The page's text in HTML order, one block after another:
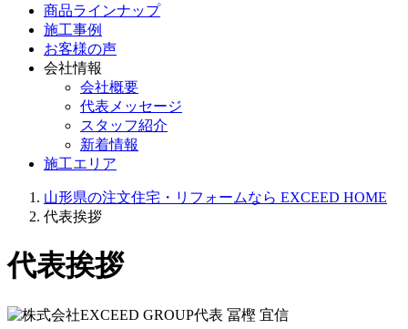
商品ラインナップ
施工事例
お客様の声
会社情報
会社概要
代表メッセージ
スタッフ紹介
新着情報
施工エリア
山形県の注文住宅・リフォームなら EXCEED HOME
代表挨拶
代表挨拶